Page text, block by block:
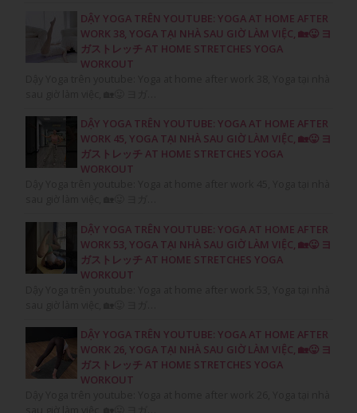
DẬY YOGA TRÊN YOUTUBE: YOGA AT HOME AFTER
WORK 38, YOGA TẠI NHÀ SAU GIỜ LÀM VIỆC, 🏡😛 ヨ
ガストレッチ AT HOME STRETCHES YOGA
WORKOUT
DẬY YOGA TRÊN YOUTUBE: YOGA AT HOME AFTER
WORK 45, YOGA TẠI NHÀ SAU GIỜ LÀM VIỆC, 🏡😛 ヨ
ガストレッチ AT HOME STRETCHES YOGA
WORKOUT
DẬY YOGA TRÊN YOUTUBE: YOGA AT HOME AFTER
WORK 53, YOGA TẠI NHÀ SAU GIỜ LÀM VIỆC, 🏡😛 ヨ
ガストレッチ AT HOME STRETCHES YOGA
WORKOUT
DẬY YOGA TRÊN YOUTUBE: YOGA AT HOME AFTER
WORK 26, YOGA TẠI NHÀ SAU GIỜ LÀM VIỆC, 🏡😛 ヨ
ガストレッチ AT HOME STRETCHES YOGA
WORKOUT